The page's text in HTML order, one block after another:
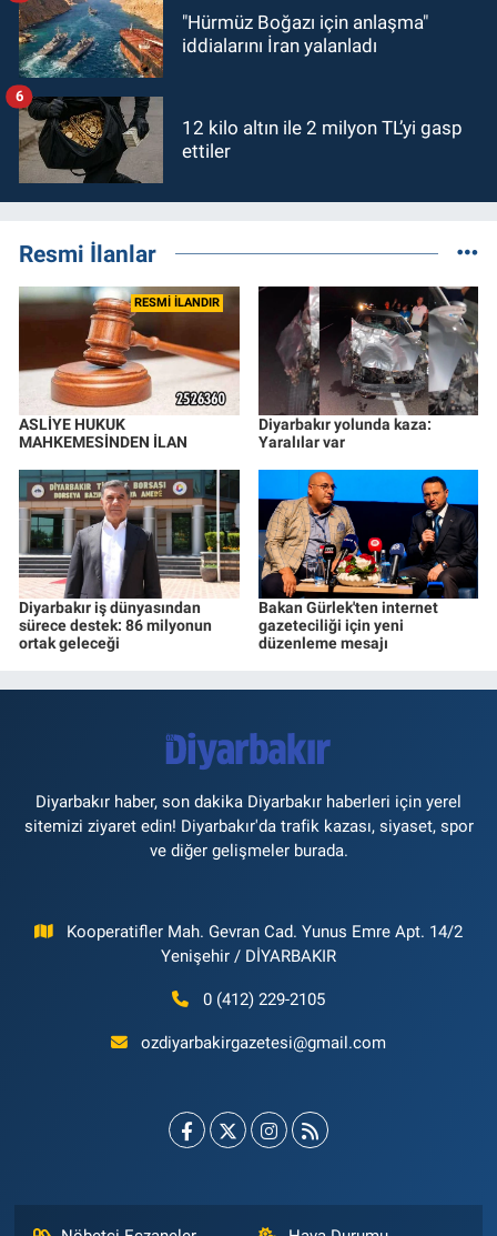
"Hürmüz Boğazı için anlaşma"
iddialarını İran yalanladı
12 kilo altın ile 2 milyon TL’yi gasp
ettiler
6
Resmi İlanlar
RESMİ İLANDIR
ASLİYE HUKUK
MAHKEMESİNDEN İLAN
Diyarbakır yolunda kaza:
Yaralılar var
Diyarbakır iş dünyasından
sürece destek: 86 milyonun
ortak geleceği
Bakan Gürlek'ten internet
gazeteciliği için yeni
düzenleme mesajı
Diyarbakır haber, son dakika Diyarbakır haberleri için yerel
sitemizi ziyaret edin! Diyarbakır'da trafik kazası, siyaset, spor
ve diğer gelişmeler burada.
Kooperatifler Mah. Gevran Cad. Yunus Emre Apt. 14/2
Yenişehir / DİYARBAKIR
0 (412) 229-2105
ozdiyarbakirgazetesi@gmail.com